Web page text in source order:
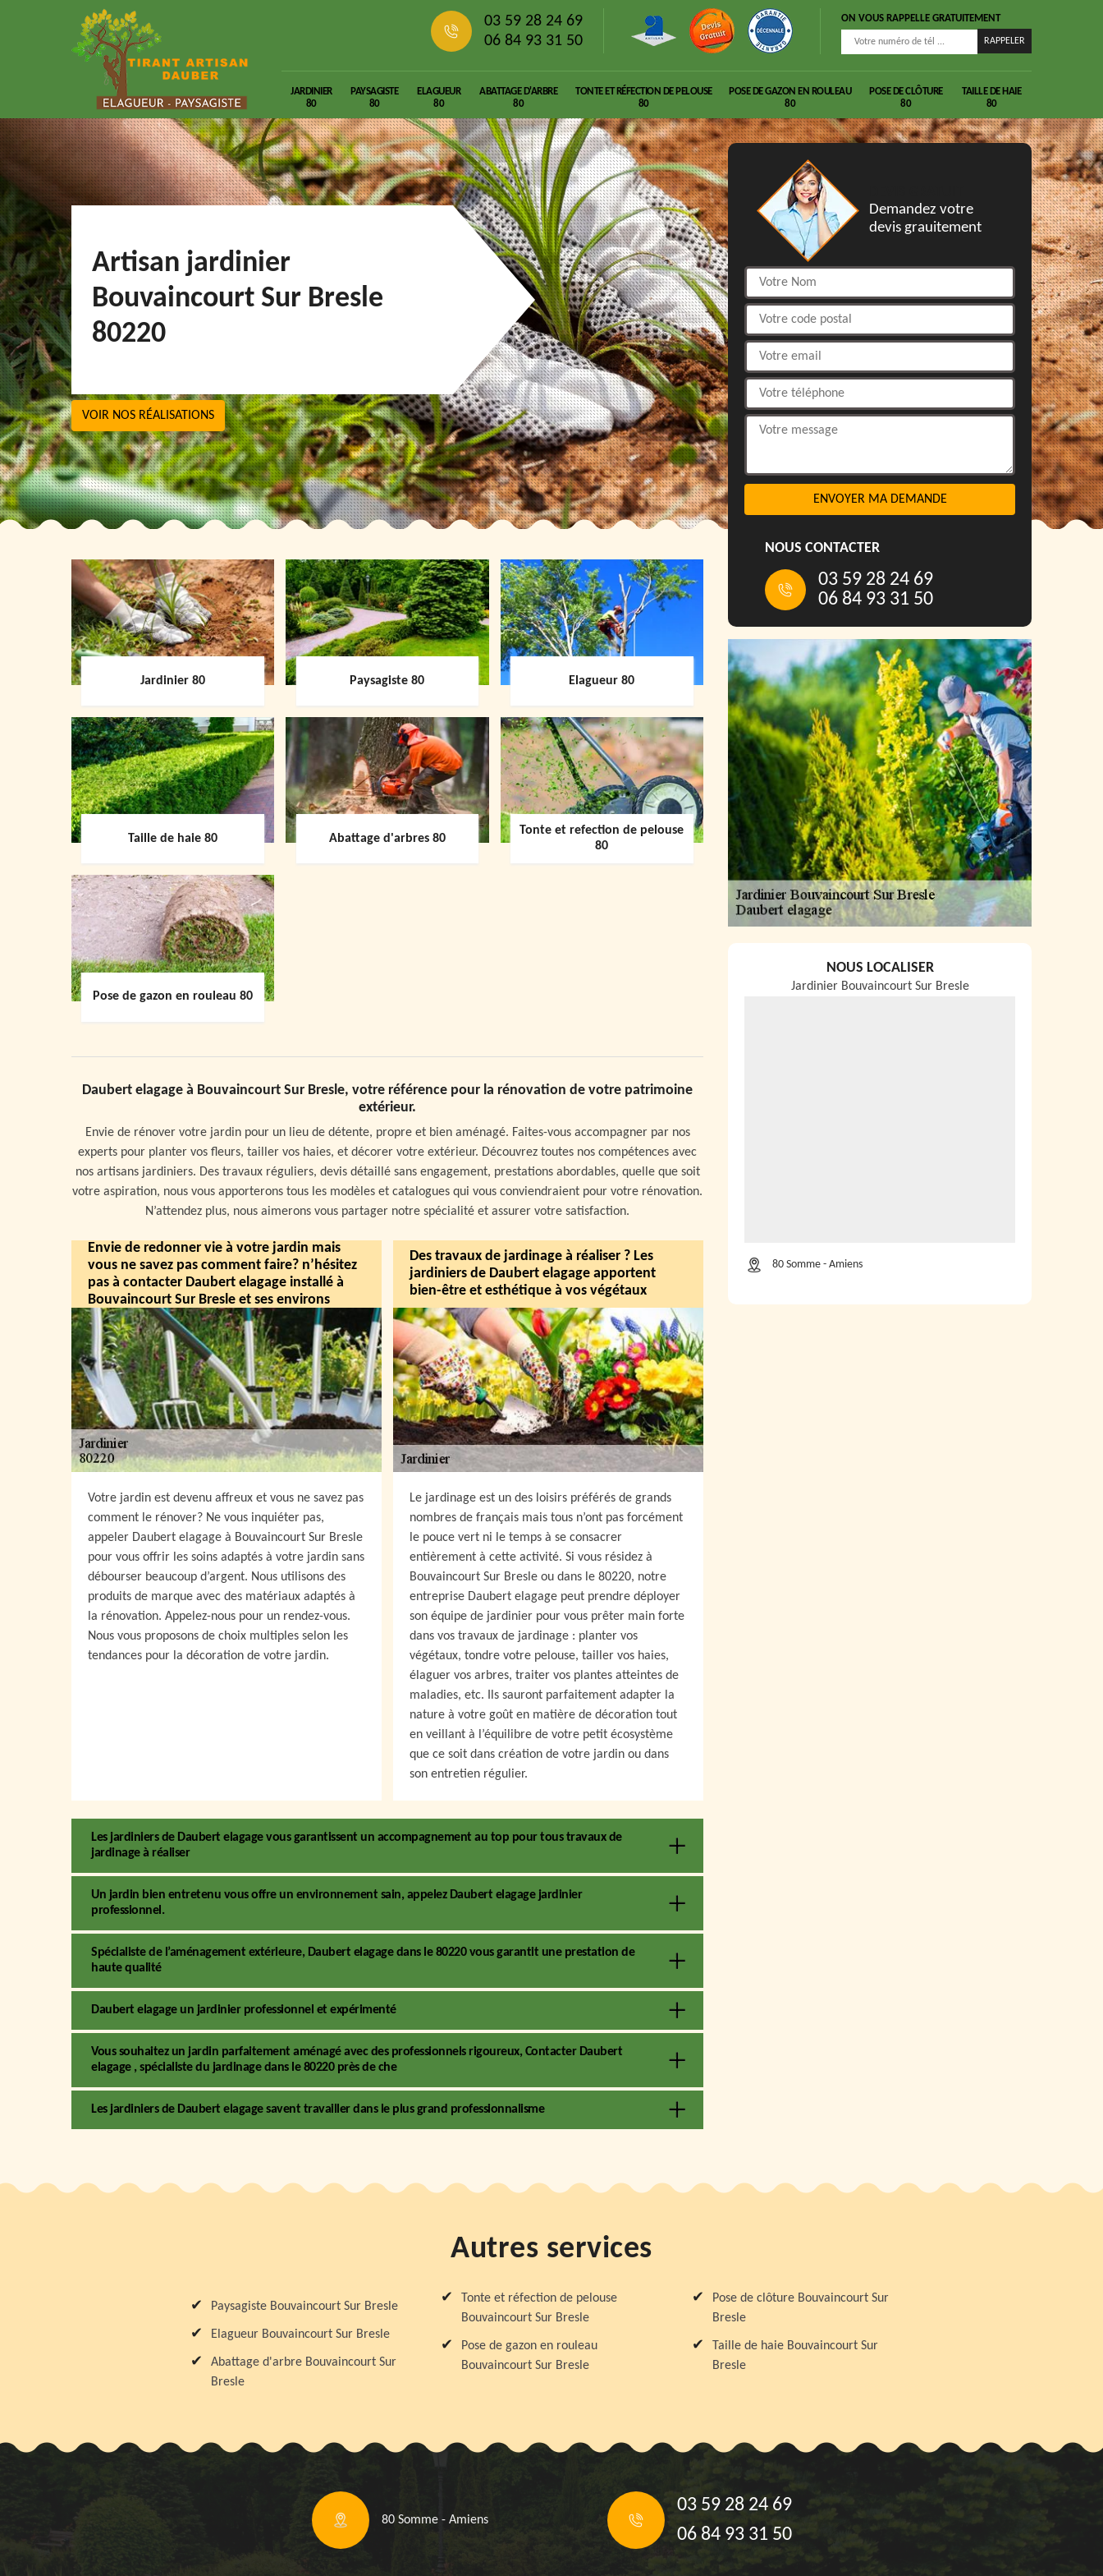
03 59 28 24 69
06 84 93 31 50
ON VOUS RAPPELLE GRATUITEMENT
JARDINIER
80
PAYSAGISTE
80
ELAGUEUR
80
ABATTAGE D'ARBRE
80
TONTE ET RÉFECTION DE PELOUSE
80
POSE DE GAZON EN ROULEAU
80
POSE DE CLÔTURE
80
TAILLE DE HAIE
80
Artisan jardinier
Bouvaincourt Sur Bresle
80220
VOIR NOS RÉALISATIONS
Jardinier 80 Paysagiste 80 Elagueur 80
Taille de haie 80 Abattage d'arbres 80
Tonte et refection de pelouse
80
Pose de gazon en rouleau 80
Daubert elagage à Bouvaincourt Sur Bresle, votre référence pour la rénovation de votre patrimoine
extérieur.
Envie de rénover votre jardin pour un lieu de détente, propre et bien aménagé. Faites-vous accompagner par nos
experts pour planter vos fleurs, tailler vos haies, et décorer votre extérieur. Découvrez toutes nos compétences avec
nos artisans jardiniers. Des travaux réguliers, devis détaillé sans engagement, prestations abordables, quelle que soit
votre aspiration, nous vous apporterons tous les modèles et catalogues qui vous conviendraient pour votre rénovation.
N’attendez plus, nous aimerons vous partager notre spécialité et assurer votre satisfaction.
Envie de redonner vie à votre jardin mais
vous ne savez pas comment faire? n’hésitez
pas à contacter Daubert elagage installé à
Bouvaincourt Sur Bresle et ses environs
Votre jardin est devenu affreux et vous ne savez pas
comment le rénover? Ne vous inquiéter pas,
appeler Daubert elagage à Bouvaincourt Sur Bresle
pour vous offrir les soins adaptés à votre jardin sans
débourser beaucoup d’argent. Nous utilisons des
produits de marque avec des matériaux adaptés à
la rénovation. Appelez-nous pour un rendez-vous.
Nous vous proposons de choix multiples selon les
tendances pour la décoration de votre jardin.
Des travaux de jardinage à réaliser ? Les
jardiniers de Daubert elagage apportent
bien-être et esthétique à vos végétaux
Le jardinage est un des loisirs préférés de grands
nombres de français mais tous n’ont pas forcément
le pouce vert ni le temps à se consacrer
entièrement à cette activité. Si vous résidez à
Bouvaincourt Sur Bresle ou dans le 80220, notre
entreprise Daubert elagage peut prendre déployer
son équipe de jardinier pour vous prêter main forte
dans vos travaux de jardinage : planter vos
végétaux, tondre votre pelouse, tailler vos haies,
élaguer vos arbres, traiter vos plantes atteintes de
maladies, etc. Ils sauront parfaitement adapter la
nature à votre goût en matière de décoration tout
en veillant à l’équilibre de votre petit écosystème
que ce soit dans création de votre jardin ou dans
son entretien régulier.
Les jardiniers de Daubert elagage vous garantissent un accompagnement au top pour tous travaux de
jardinage à réaliser
Un jardin bien entretenu vous offre un environnement sain, appelez Daubert elagage jardinier
professionnel.
Spécialiste de l’aménagement extérieure, Daubert elagage dans le 80220 vous garantit une prestation de
haute qualité
Daubert elagage un jardinier professionnel et expérimenté
Vous souhaitez un jardin parfaitement aménagé avec des professionnels rigoureux, Contacter Daubert
elagage , spécialiste du jardinage dans le 80220 près de che
Les jardiniers de Daubert elagage savent travailler dans le plus grand professionnalisme
Demandez votre
devis grauitement
NOUS CONTACTER
03 59 28 24 69
06 84 93 31 50
NOUS LOCALISER
Jardinier Bouvaincourt Sur Bresle
80 Somme - Amiens
Autres services
Paysagiste Bouvaincourt Sur Bresle
Elagueur Bouvaincourt Sur Bresle
Abattage d'arbre Bouvaincourt Sur
Bresle
Tonte et réfection de pelouse
Bouvaincourt Sur Bresle
Pose de gazon en rouleau
Bouvaincourt Sur Bresle
Pose de clôture Bouvaincourt Sur
Bresle
Taille de haie Bouvaincourt Sur
Bresle
80 Somme - Amiens
03 59 28 24 69
06 84 93 31 50